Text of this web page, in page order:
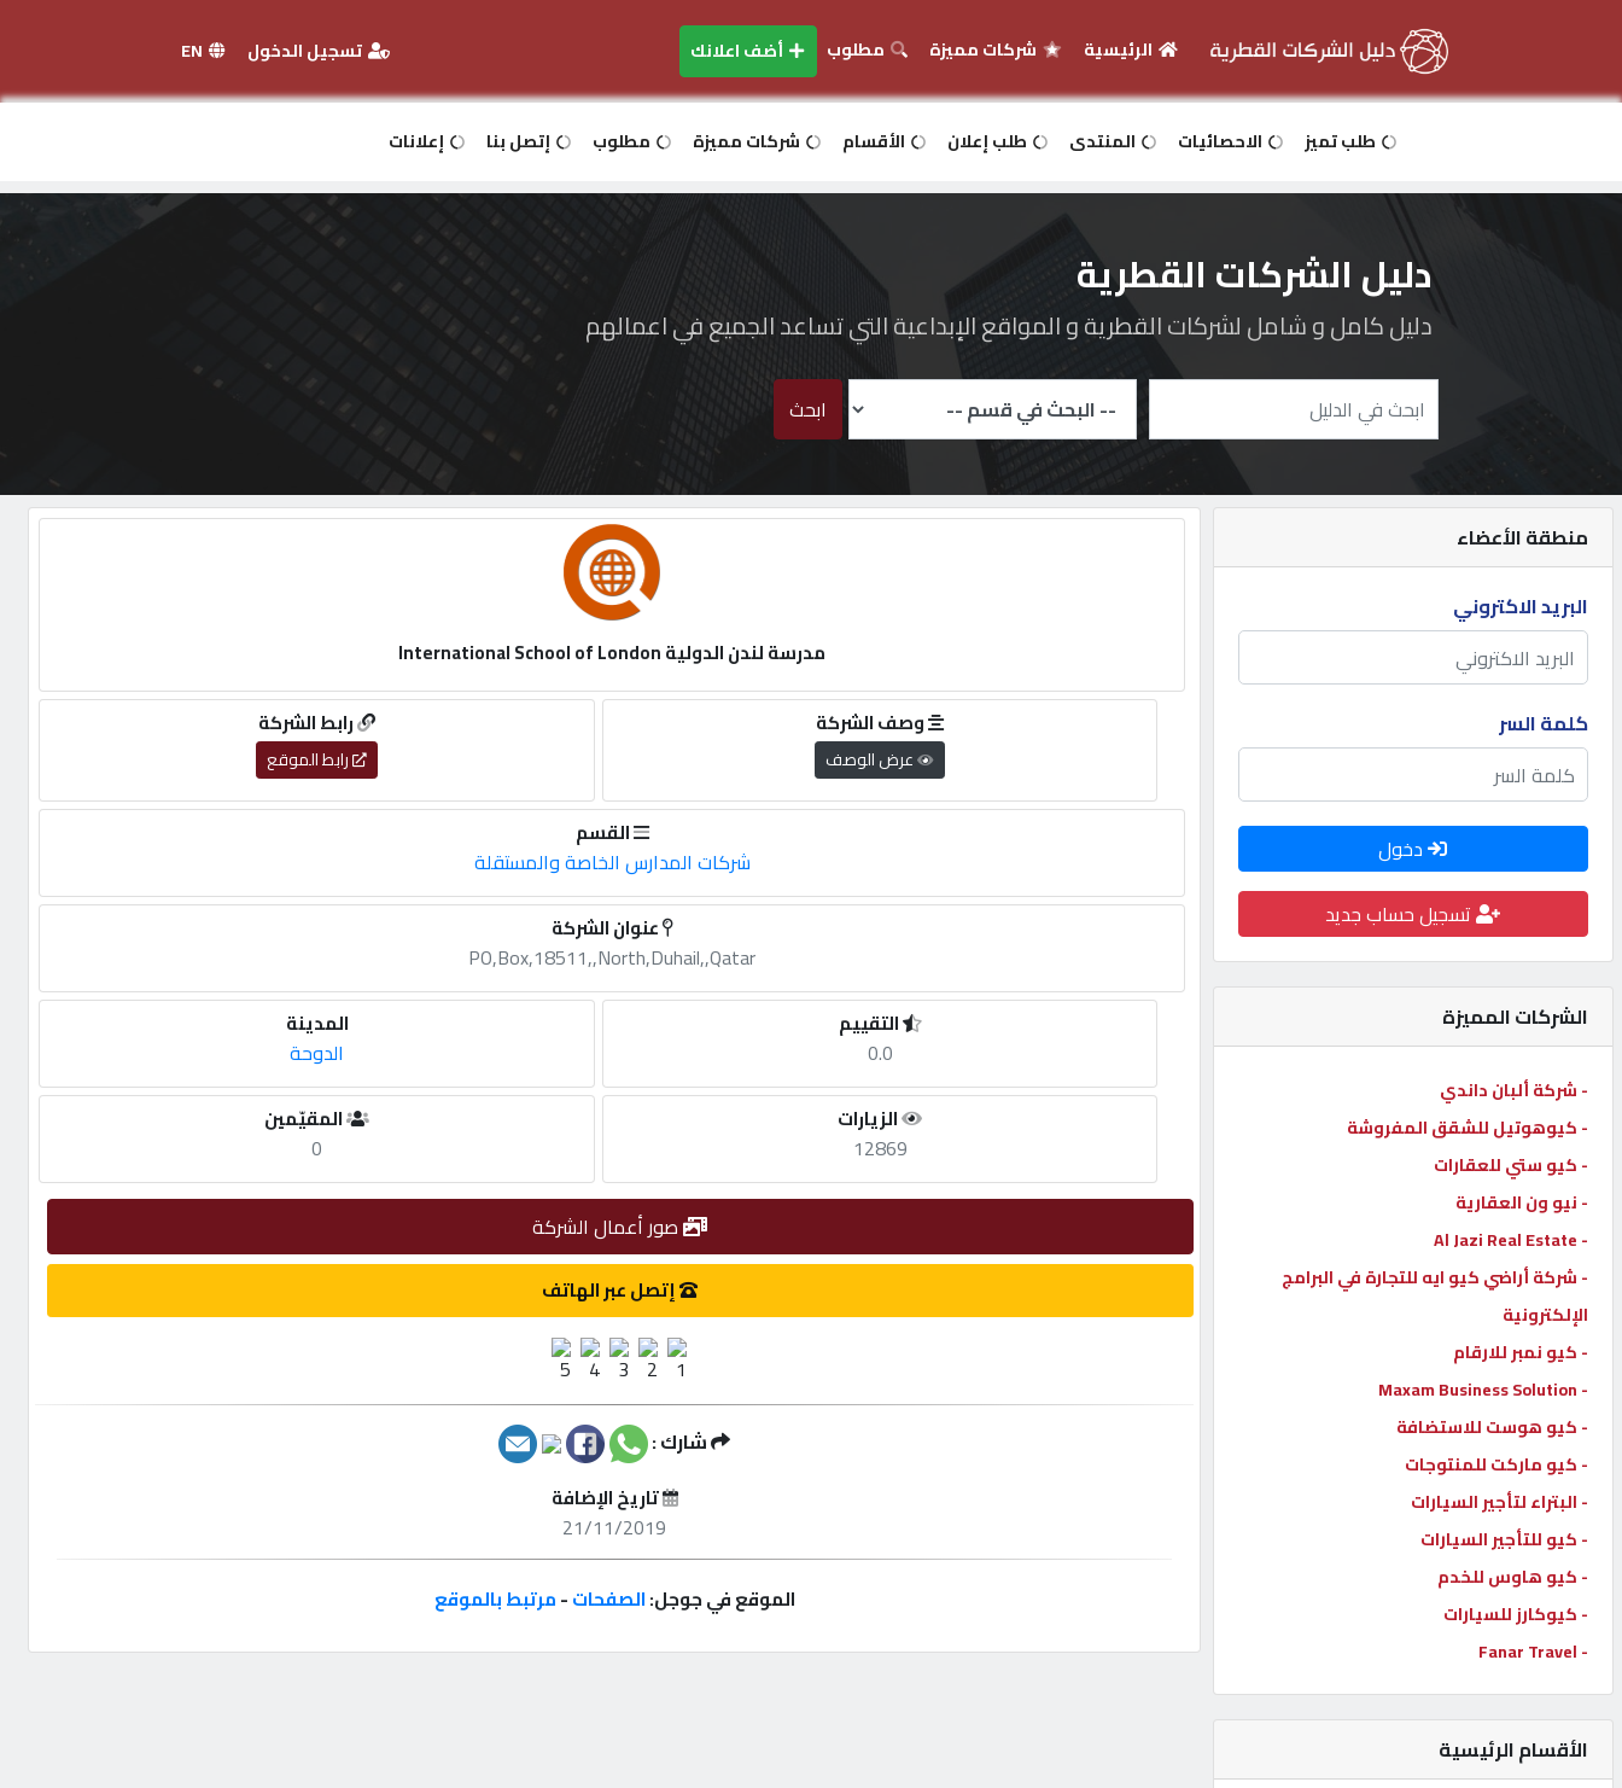
دخول
اعلانك
مطلوب
طلب
الاحصائيات
الأقسام
شركات
مميزة
إبحث
إتصل
بنا
إعلانات
المنتدى
كيو
مزاد
كيو
نمبر
كيو
كارز
كيو
الرئيسية شركات مميزة مطلوب أضف اعلانك تسجيل الدخول
طلب تميز الاحصائيات المنتدى طلب إعلان الأقسام شركات مميزة مطلوب إتصل بنا إعلانات
دليل الشركات القطرية
دليل كامل و شامل لشركات القطرية و المواقع الإبداعية التي تساعد الجميع في اعمالهم
ابحث
منطقة الأعضاء
البريد الاكتروني
كلمة السر
دخول
تسجيل حساب جديد
الشركات المميزة
- شركة ألبان داندي
- كيوهوتيل للشقق المفروشة
- كيو ستي للعقارات
- نيو ون العقارية
- Al Jazi Real Estate
- شركة أراضي كيو ايه للتجارة في البرامج
الإلكترونية
- كيو نمبر للارقام
- Maxam Business Solution
- كيو هوست للاستضافة
- كيو ماركت للمنتوجات
- البتراء لتأجير السيارات
- كيو للتأجير السيارات
- كيو هاوس للخدم
- كيوكارز للسيارات
- Fanar Travel
الأقسام الرئيسية
مدرسة لندن الدولية International School of London
رابط الشركة
رابط الموقع
وصف الشركة
عرض الوصف
القسم
شركات المدارس الخاصة والمستقلة
عنوان الشركة
PO,Box,18511,,North,Duhail,,Qatar
المدينة
الدوحة
التقييم
0.0
المقيّمين
0
الزيارات
12869
صور أعمال الشركة
إتصل عبر الهاتف
شارك :
تاريخ الإضافة
21/11/2019
الموقع في جوجل:الصفحات-مرتبط بالموقع